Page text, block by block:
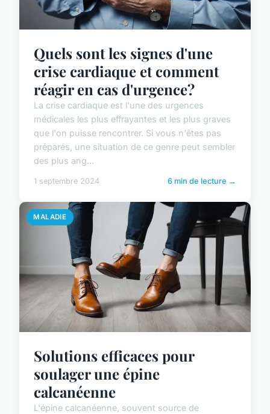
Quels sont les signes d'une
crise cardiaque et comment
réagir en cas d'urgence?
La crise cardiaque est l'une des urgences
médicales les plus effrayantes et les plus graves
que l'on puisse rencontrer. Si vous n'êtes pas
préparés, une situation de ce genre peut sembler
des plus ang...
1 septembre 2024 6 min de lecture →
MALADIE
Solutions efficaces pour
soulager une épine
calcanéenne
L'épine calcanéenne, souvent source de